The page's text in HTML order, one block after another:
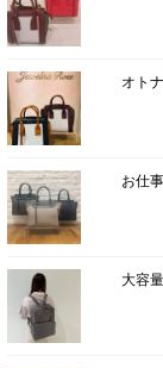
オト
お仕
大容